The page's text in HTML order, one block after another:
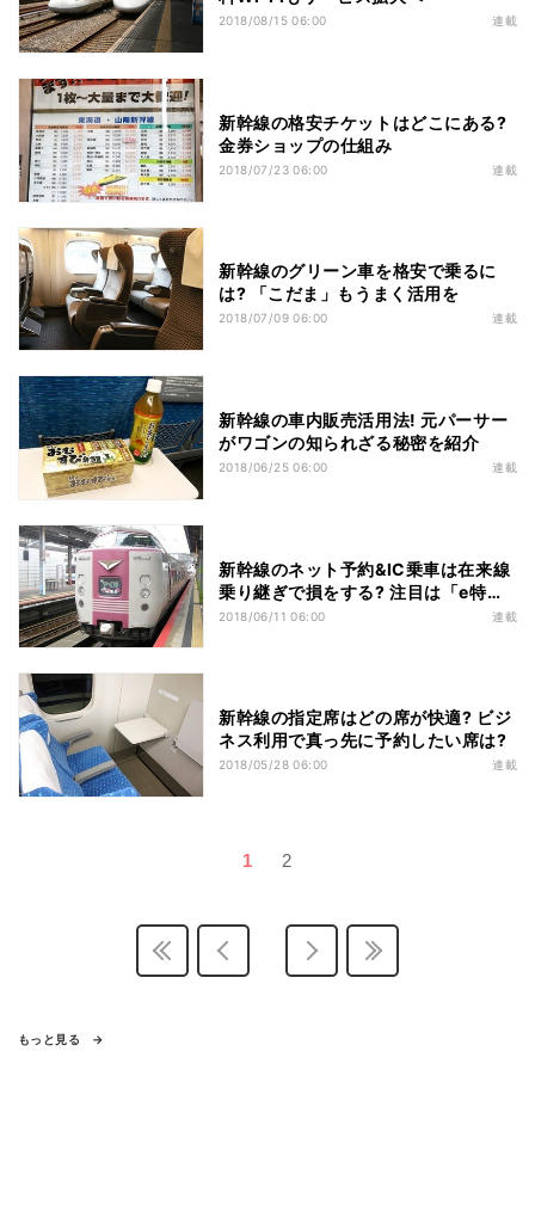
2018/08/15 06:00 連載
新幹線の格安チケットはどこにある?
金券ショップの仕組み
2018/07/23 06:00 連載
新幹線のグリーン車を格安で乗るに
は? 「こだま」もうまく活用を
2018/07/09 06:00 連載
新幹線の車内販売活用法! 元パーサー
がワゴンの知られざる秘密を紹介
2018/06/25 06:00 連載
新幹線のネット予約&IC乗車は在来線
乗り継ぎで損をする? 注目は「e特急
券」
2018/06/11 06:00 連載
新幹線の指定席はどの席が快適? ビジ
ネス利用で真っ先に予約したい席は?
2018/05/28 06:00 連載
1 2
もっと見る